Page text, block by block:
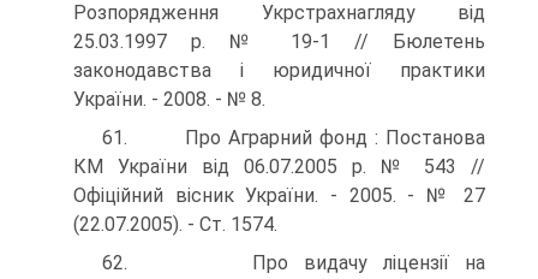
Розпорядження Укрстрахнагляду від
25.03.1997 р. № 19-1 // Бюлетень
законодавства і юридичної практики
України. - 2008. - № 8.
61. Про Аграрний фонд : Постанова
КМ України від 06.07.2005 р. № 543 //
Офіційний вісник України. - 2005. - № 27
(22.07.2005). - Ст. 1574.
62. Про видачу ліцензії на